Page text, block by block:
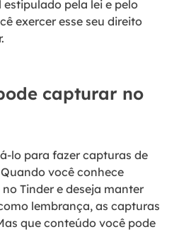
pela lei e pelo
exercer esse seu direito
capturar no
lo para fazer capturas de
você conhece
Tinder e deseja manter
lembrança, as capturas
que conteúdo você pode